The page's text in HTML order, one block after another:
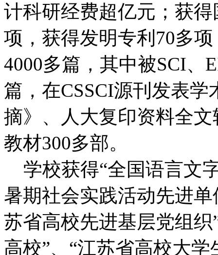
计科研经费超亿元；获
项，获得发明专利70多
4000多篇，其中被SCI、
篇，在CSSCI源刊发表
摘》、人大复印资料全
教材300多部。
学校获得“全国语言文
暑期社会实践活动先进单
苏省高校先进基层党组
高校”、“江苏省高校大